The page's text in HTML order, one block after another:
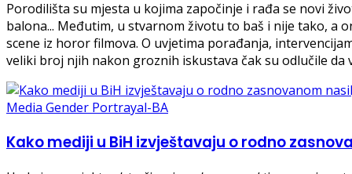
Porodilišta su mjesta u kojima započinje i rađa se novi
balona... Međutim, u stvarnom životu to baš i nije tako, a
scene iz horor filmova. O uvjetima porađanja,
veliki broj njih nakon groznih iskustava čak su odlučile da
Media Gender Portrayal-BA
Kako mediji u BiH izvještavaju o rodno